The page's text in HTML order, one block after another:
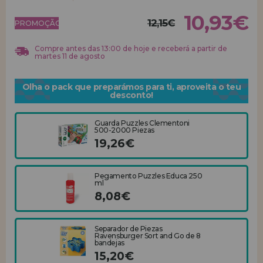
REGISTRO DE REVENDEDOR
PROMOÇÃO! 12,15€ 10,93€
Compre antes das 13:00 de hoje e receberá a partir de
martes 11 de agosto
Olha o pack que preparámos para ti, aproveita o teu
desconto!
Guarda Puzzles Clementoni
500-2000 Piezas
19,26€
Pegamento Puzzles Educa 250
ml
8,08€
Separador de Piezas
Ravensburger Sort and Go de 8
bandejas
15,20€